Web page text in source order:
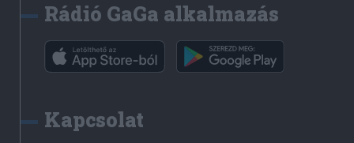
Rádió GaGa alkalmazás
Kapcsolat